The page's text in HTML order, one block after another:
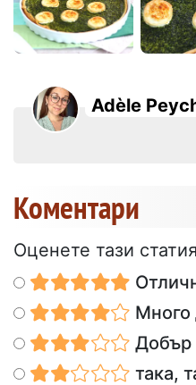
Adèle
Коментари
Оценете тази
Много
Добър
така,